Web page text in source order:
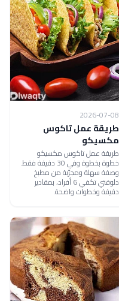
2026-07-08
طريقة عمل تاكوس
مكسيكو
طريقة عمل تاكوس مكسيكو
خطوة بخطوة وفي 30 دقيقة فقط.
وصفة سهلة ومجرّبة من مطبخ
دلوقتي تكفي 6 أفراد، بمقادير
دقيقة وخطوات واضحة.